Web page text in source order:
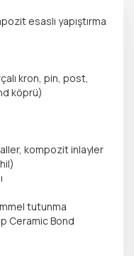
esaslı yapıştırma
kron, pin, post,
köprü)
kompozit inlayler
tutunma
Ceramic Bond